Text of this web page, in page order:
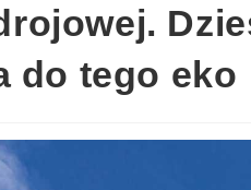
do tego eko